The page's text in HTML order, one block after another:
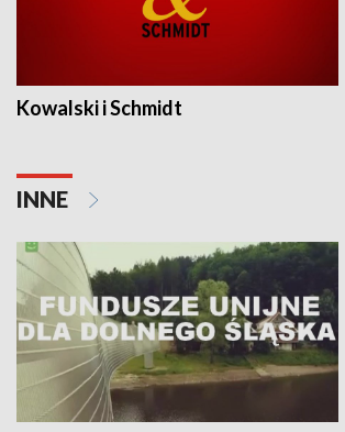
Kowalski i Schmidt
INNE